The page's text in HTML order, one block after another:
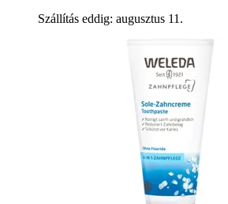
Szállítás eddig: augusztus 11.